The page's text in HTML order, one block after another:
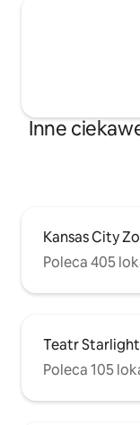
Inne
Kansas City
Poleca 405
Teatr Starlight
Poleca 105